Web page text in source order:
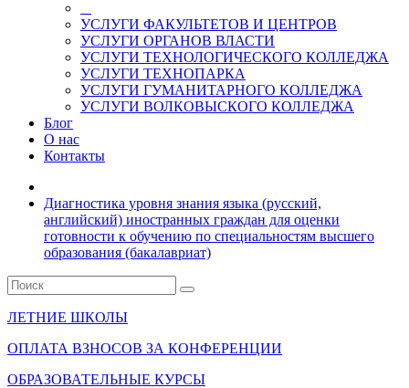
УСЛУГИ ФАКУЛЬТЕТОВ И ЦЕНТРОВ
УСЛУГИ ОРГАНОВ ВЛАСТИ
УСЛУГИ ТЕХНОЛОГИЧЕСКОГО КОЛЛЕДЖА
УСЛУГИ ТЕХНОПАРКА
УСЛУГИ ГУМАНИТАРНОГО КОЛЛЕДЖА
УСЛУГИ ВОЛКОВЫСКОГО КОЛЛЕДЖА
Блог
О нас
Контакты
Диагностика уровня знания языка (русский,
английский) иностранных граждан для оценки
готовности к обучению по специальностям высшего
образования (бакалавриат)
ЛЕТНИЕ ШКОЛЫ
ОПЛАТА ВЗНОСОВ ЗА КОНФЕРЕНЦИИ
ОБРАЗОВАТЕЛЬНЫЕ КУРСЫ